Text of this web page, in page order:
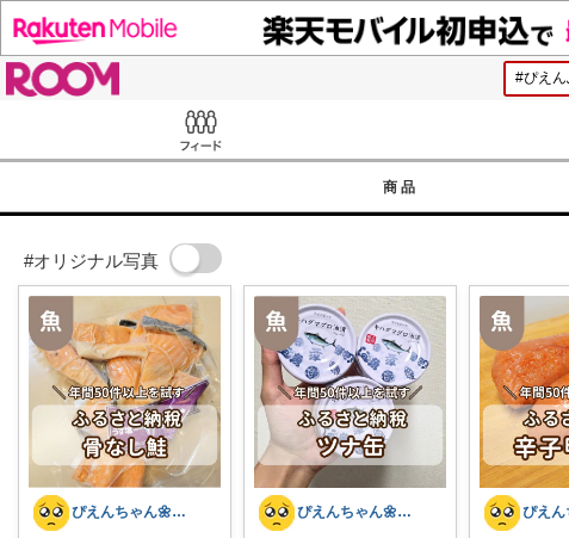
商品
#オリジナル写真
ぴえんちゃん🌼爆買い比較ママ ぴえんちゃん🌼爆買い比較ママ